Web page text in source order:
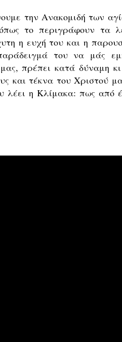
την Ανακομιδή των
το περιγράφουν τα
η ευχή του και η
του να μάς
πρέπει κατά δύναμη
και τέκνα του Χριστού
λέει η Κλίμακα: πως από